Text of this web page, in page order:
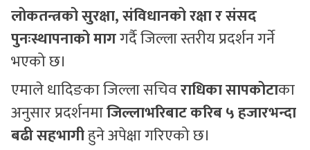
लोकतन्त्रको सुरक्षा, संविधानको रक्षा र संसद
पुनःस्थापनाको मागगर्दै जिल्ला स्तरीय प्रदर्शन गर्ने
भएको छ।
एमाले धादिङका जिल्ला सचिवराधिका सापकोटाका
अनुसार प्रदर्शनमाजिल्लाभरिबाट करिब ५ हजारभन्दा
बढी सहभागीहुने अपेक्षा गरिएको छ।